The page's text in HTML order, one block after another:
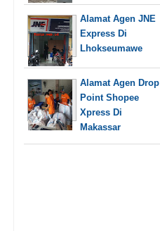
Alamat Agen JNE
Express Di
Lhokseumawe
Alamat Agen Drop
Point Shopee
Xpress Di
Makassar